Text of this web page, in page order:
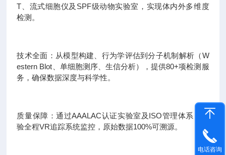
T、流式细胞仪及SPF级动物实验室，实现体内外多维度
检测。
技术全面：从模型构建、行为学评估到分子机制解析（W
estern Blot、单细胞测序、生信分析），提供80+项检测服
务，确保数据深度与科学性。
质量保障：通过AAALAC认证实验室及ISO管理体系，实
验全程VR追踪系统监控，原始数据100%可溯源。
电话咨询